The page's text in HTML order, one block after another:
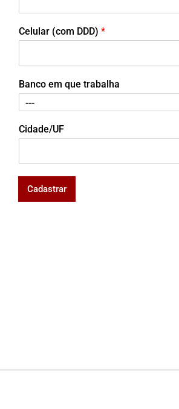
Celular (com DDD) *
Banco em que trabalha
Cidade/UF
Cadastrar